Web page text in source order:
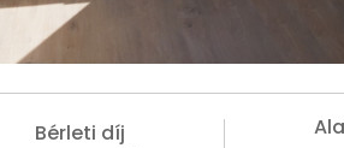
Bérleti díj